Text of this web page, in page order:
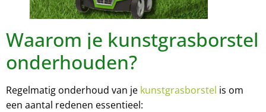
Waarom je kunstgrasborstel
onderhouden?
Regelmatig onderhoud van je kunstgrasborstel is om
een aantal redenen essentieel: